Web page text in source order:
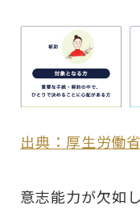
出典：厚生労働
意志能力が欠如